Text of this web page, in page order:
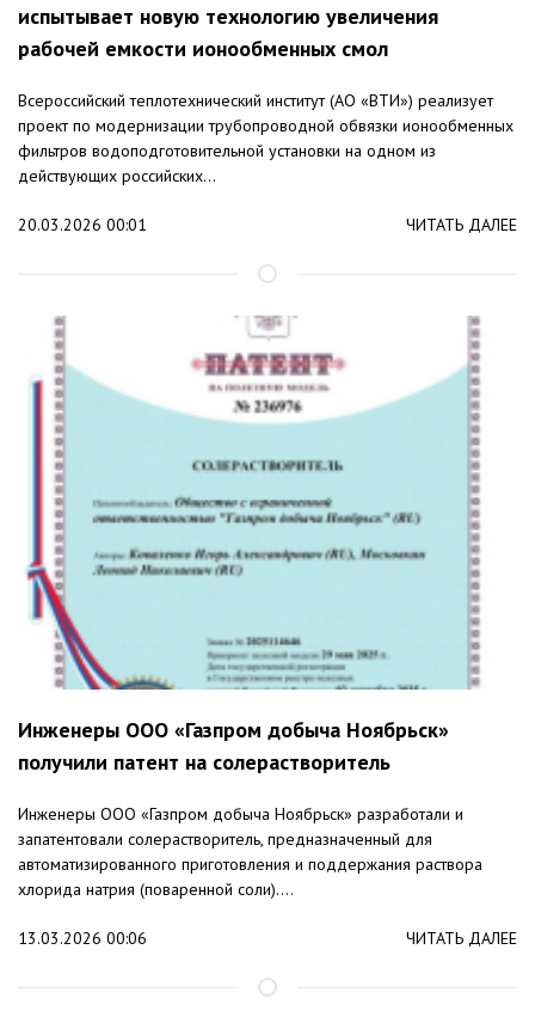
испытывает новую технологию увеличения
рабочей емкости ионообменных смол
Всероссийский теплотехнический институт (АО «ВТИ») реализует
проект по модернизации трубопроводной обвязки ионообменных
фильтров водоподготовительной установки на одном из
действующих российских...
20.03.2026 00:01 ЧИТАТЬ ДАЛЕЕ
Инженеры ООО «Газпром добыча Ноябрьск»
получили патент на солерастворитель
Инженеры ООО «Газпром добыча Ноябрьск» разработали и
запатентовали солерастворитель, предназначенный для
автоматизированного приготовления и поддержания раствора
хлорида натрия (поваренной соли)....
13.03.2026 00:06 ЧИТАТЬ ДАЛЕЕ